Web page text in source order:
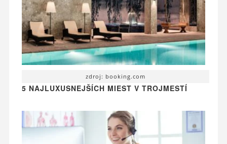
zdroj: booking.com
5 NAJLUXUSNEJŠÍCH MIEST V TROJMESTÍ